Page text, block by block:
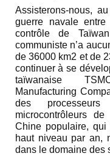
Assisterons-nous,
guerre navale
contrôle de
communiste n’a
de 36000 km2 et de
continuer à se
taïwanaise
Manufacturing
des
microcontrôleurs
Chine populaire,
haut niveau par an,
dans le domaine des